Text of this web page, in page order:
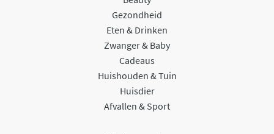
Gezondheid
Eten & Drinken
Zwanger & Baby
Cadeaus
Huishouden & Tuin
Huisdier
Afvallen & Sport